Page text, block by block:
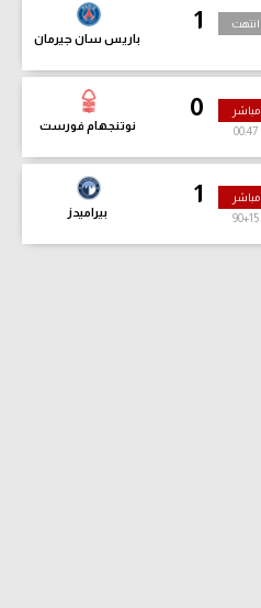
1
باريس سان جيرمان
انتهت
0
نوتنجهام فورست
مباشر
00:48
1
بيراميدز
مباشر
90+15